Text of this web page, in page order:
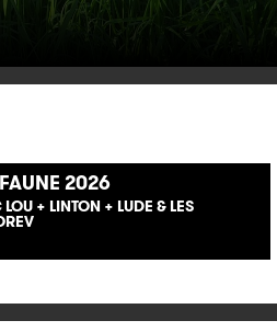
2026
+ LINTON + LUDE & LES